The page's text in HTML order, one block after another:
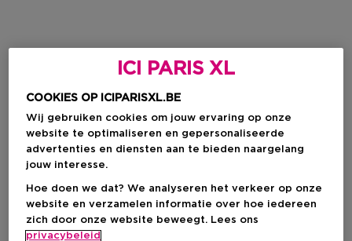
ICI PARIS XL
COOKIES OP ICIPARISXL.BE
Wij gebruiken cookies om jouw ervaring op onze
website te optimaliseren en gepersonaliseerde
advertenties en diensten aan te bieden naargelang
jouw interesse.
Hoe doen we dat? We analyseren het verkeer op onze
website en verzamelen informatie over hoe iedereen
zich door onze website beweegt. Lees ons
privacybeleid